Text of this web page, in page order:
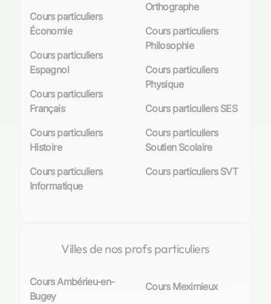
Cours particuliers
Économie
Cours particuliers
Espagnol
Cours particuliers
Français
Cours particuliers
Histoire
Cours particuliers
Informatique
Orthographe
Cours particuliers
Philosophie
Cours particuliers
Physique
Cours particuliers SES
Cours particuliers
Soutien Scolaire
Cours particuliers SVT
Villes de nos profs particuliers
Cours Ambérieu-en-
Bugey
Cours Meximieux